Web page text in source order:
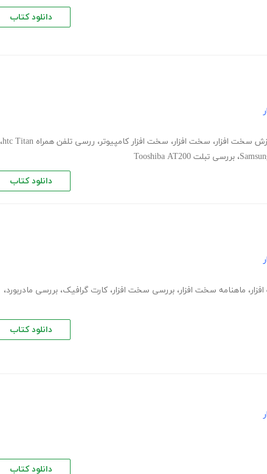
دانلود کتاب
سخت افزار، سخت افزار، سخت افزار کامپیوتر، ررسی تلفن همراه htc Titan
،
، بررسی تبلت Tooshiba AT200
دانلود کتاب
، ماهنامه سخت افزار، بررسی سخت افزار، کارت گرافیک، بررسی مادربورد،
دانلود کتاب
دانلود کتاب